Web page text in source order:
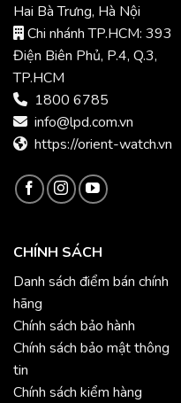
Hai Bà Trưng, Hà Nội
Chi nhánh TP.HCM: 393
Điện Biên Phủ, P.4, Q.3,
TP.HCM
1800 6785
info@lpd.com.vn
https://orient-watch.vn
CHÍNH SÁCH
Danh sách điểm bán chính
hãng
Chính sách bảo hành
Chính sách bảo mật thông
tin
Chính sách kiểm hàng